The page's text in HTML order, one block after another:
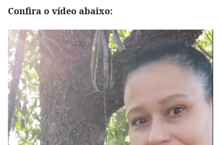
Confira o vídeo abaixo: